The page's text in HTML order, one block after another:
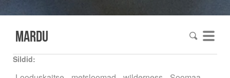
mardu
Sildid: